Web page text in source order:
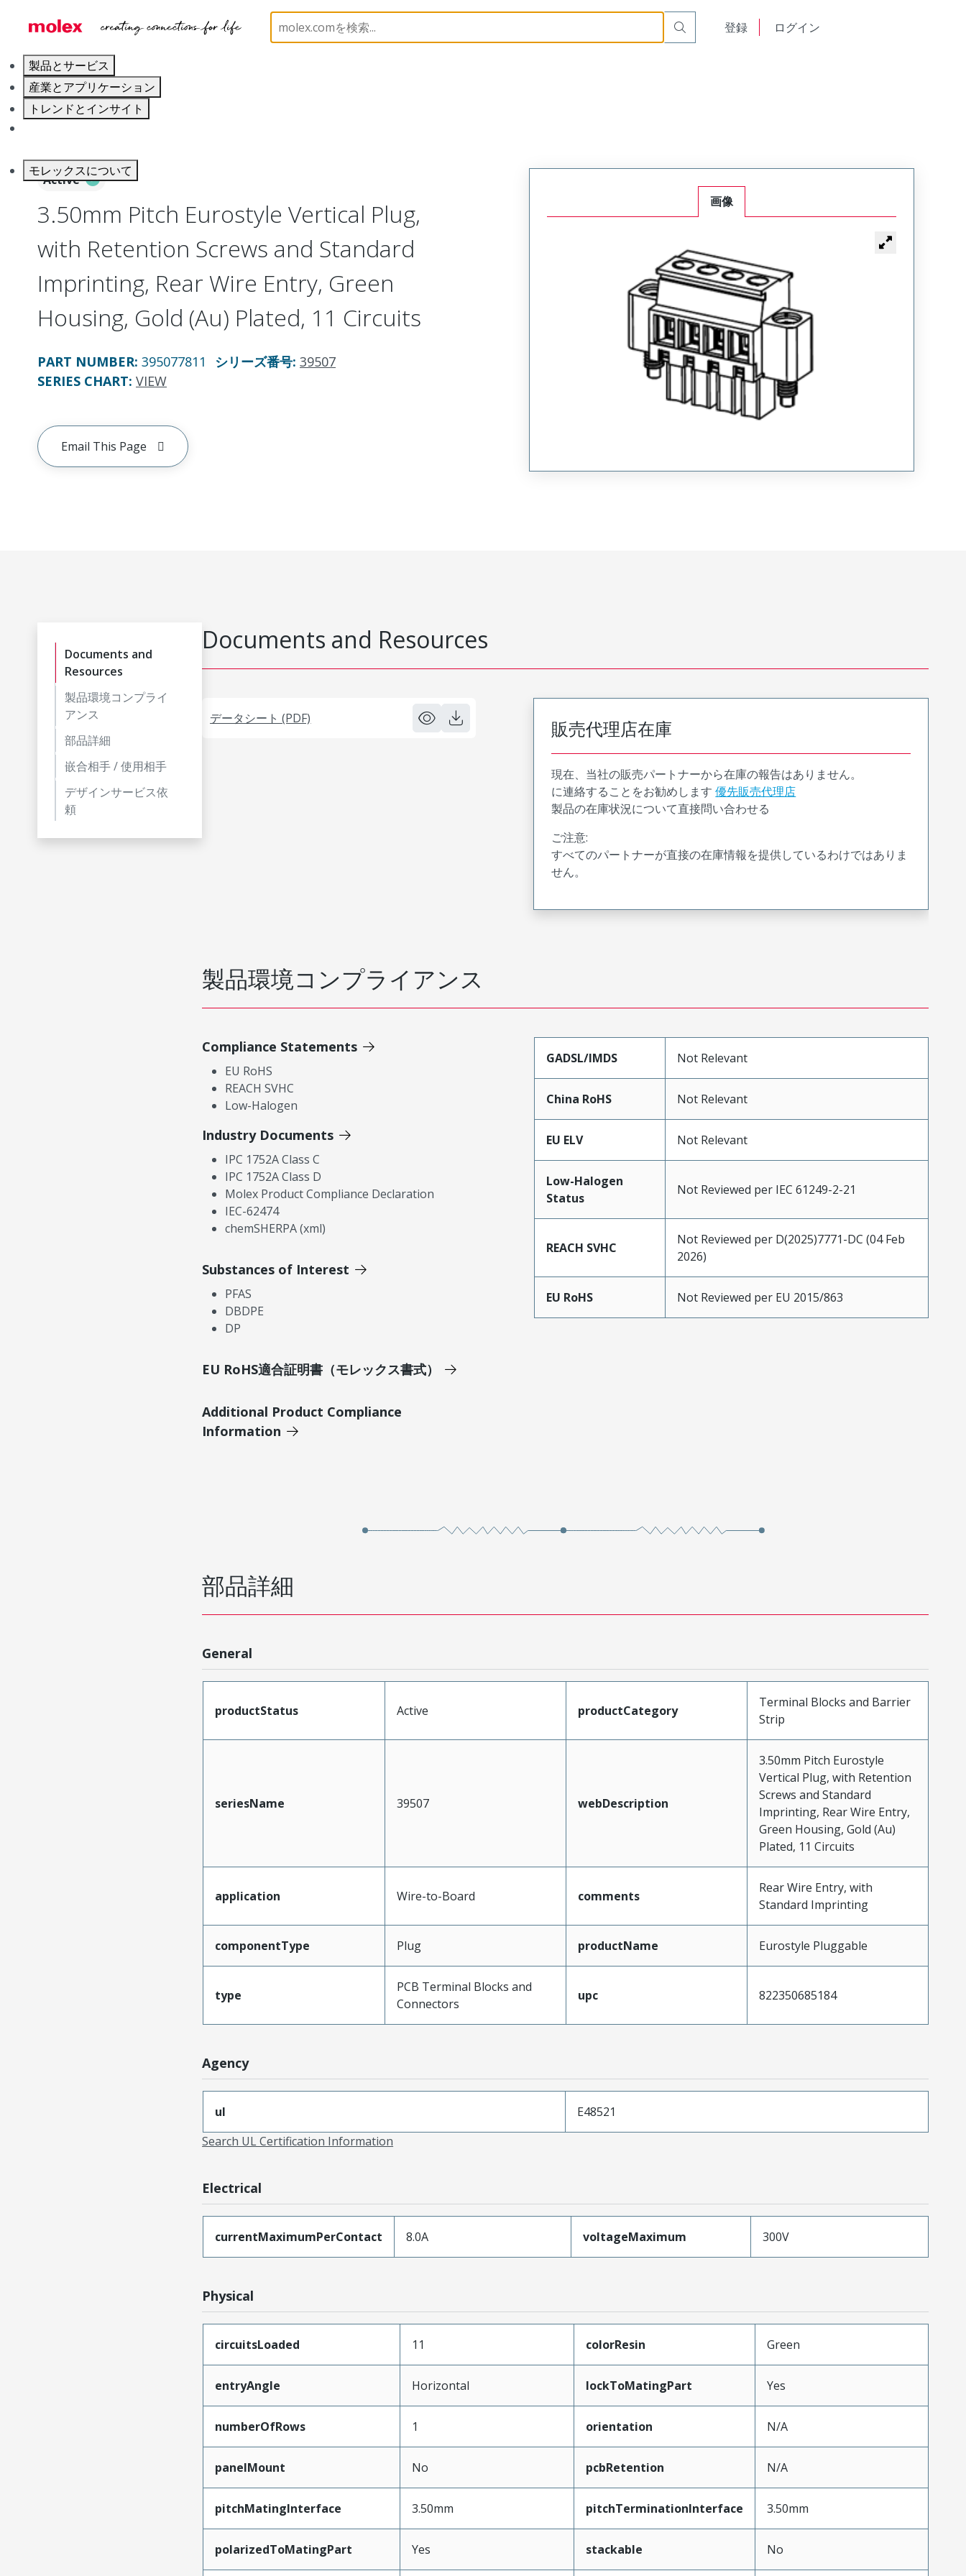
登録 ログイン
製品とサービス
産業とアプリケーション
トレンドとインサイト
モレックスについて
Terminal Blocks and Barrier Strip 39507 395077811
Active
3.50mm Pitch Eurostyle Vertical Plug,
with Retention Screws and Standard
Imprinting, Rear Wire Entry, Green
Housing, Gold (Au) Plated, 11 Circuits
PART NUMBER: 395077811 シリーズ番号: 39507
SERIES CHART: VIEW
Email This Page
画像
Documents and
Resources
製品環境コンプライ
アンス
部品詳細
嵌合相手 / 使用相手
デザインサービス依
頼
Documents and Resources
データシート (PDF) 販売代理店在庫
現在、当社の販売パートナーから在庫の報告はありません。
に連絡することをお勧めします 優先販売代理店
製品の在庫状況について直接問い合わせる
ご注意:
すべてのパートナーが直接の在庫情報を提供しているわけではありま
せん。
製品環境コンプライアンス
Compliance Statements
EU RoHS
REACH SVHC
Low-Halogen
Industry Documents
IPC 1752A Class C
IPC 1752A Class D
Molex Product Compliance Declaration
IEC-62474
chemSHERPA (xml)
Substances of Interest
PFAS
DBDPE
DP
EU RoHS適合証明書（モレックス書式）
Additional Product Compliance
Information
GADSL/IMDS Not Relevant
China RoHS Not Relevant
EU ELV Not Relevant
Low-Halogen
Status
Not Reviewed per IEC 61249-2-21
REACH SVHC
Not Reviewed per D(2025)7771-DC (04 Feb
2026)
EU RoHS Not Reviewed per EU 2015/863
部品詳細
General
productStatus Active productCategory
Terminal Blocks and Barrier
Strip
seriesName 39507 webDescription
3.50mm Pitch Eurostyle
Vertical Plug, with Retention
Screws and Standard
Imprinting, Rear Wire Entry,
Green Housing, Gold (Au)
Plated, 11 Circuits
application Wire-to-Board comments
Rear Wire Entry, with
Standard Imprinting
componentType Plug productName Eurostyle Pluggable
type
PCB Terminal Blocks and
Connectors
upc 822350685184
Agency
ul
E48521
Search UL Certification Information
Electrical
currentMaximumPerContact 8.0A voltageMaximum 300V
Physical
circuitsLoaded 11 colorResin Green
entryAngle Horizontal lockToMatingPart Yes
numberOfRows 1 orientation N/A
panelMount No pcbRetention N/A
pitchMatingInterface 3.50mm pitchTerminationInterface 3.50mm
polarizedToMatingPart Yes stackable No